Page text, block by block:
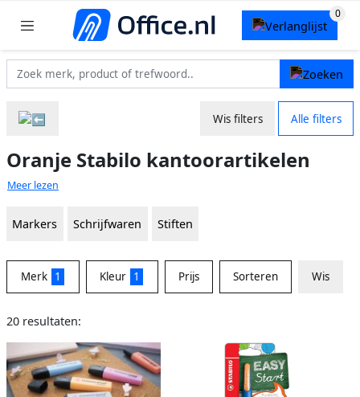
Wis filters Alle filters
Oranje Stabilo kantoorartikelen
Meer lezen
Markers Schrijfwaren Stiften
Merk 1 Kleur 1 Prijs Sorteren Wis
20 resultaten: